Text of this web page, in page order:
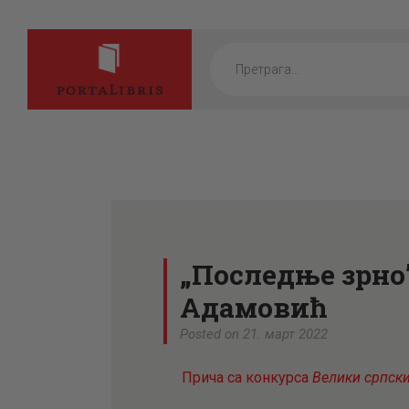
search
„Последње
Адамовић
Posted on 21. март 2022
Прича са конкурса Велики